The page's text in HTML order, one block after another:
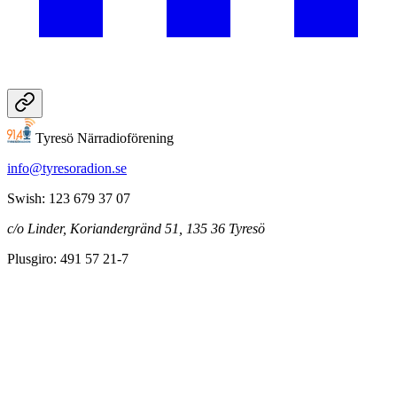
Tyresö Närradioförening
info@tyresoradion.se
Swish: 123 679 37 07
c/o Linder, Koriandergränd 51, 135 36 Tyresö
Plusgiro: 491 57 21-7